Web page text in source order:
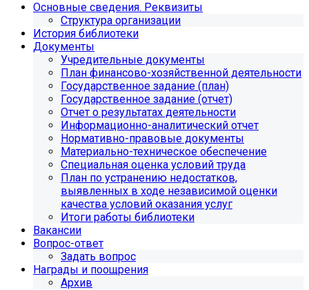
Основные сведения. Реквизиты
Структура организации
История библиотеки
Документы
Учредительные документы
План финансово-хозяйственной деятельности
Государственное задание (план)
Государственное задание (отчет)
Отчет о результатах деятельности
Информационно-аналитический отчет
Нормативно-правовые документы
Материально-техническое обеспечение
Специальная оценка условий труда
План по устранению недостатков,
выявленных в ходе независимой оценки
качества условий оказания услуг
Итоги работы библиотеки
Вакансии
Вопрос-ответ
Задать вопрос
Награды и поощрения
Архив